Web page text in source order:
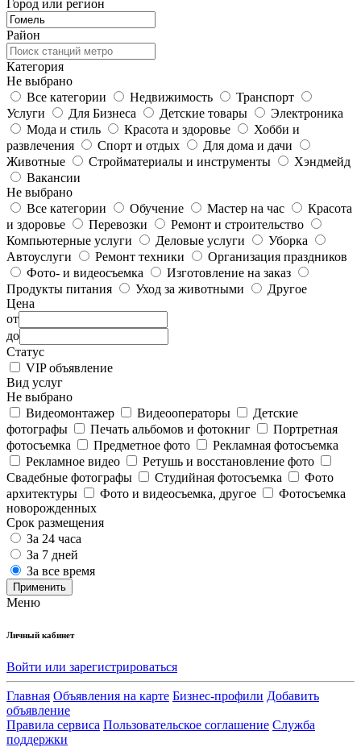
Город или регион
Район
Категория
Не выбрано
Все категории
Недвижимость
Транспорт
Услуги
Для Бизнеса Детские товары
Электроника
Мода и стиль
Красота и здоровье
Хобби и
развлечения
Спорт и отдых
Для дома и дачи
Животные
Стройматериалы и инструменты
Хэндмейд
Вакансии
Не выбрано
Все категории
Обучение Мастер на час
Красота
и здоровье
Перевозки
Ремонт и строительство
Компьютерные услуги
Деловые услуги
Уборка
Автоуслуги
Ремонт техники
Организация праздников
Фото- и видеосъемка
Изготовление на заказ
Продукты питания
Уход за животными
Другое
Цена
от
до
Статус
VIP объявление
Вид услуг
Не выбрано
Видеомонтажер
Видеооператоры
Детские
фотографы
Печать альбомов и фотокниг
Портретная
фотосъемка
Предметное фото
Рекламная фотосъемка
Рекламное видео
Ретушь и восстановление фото
Свадебные фотографы
Студийная фотосъемка
Фото
архитектуры
Фото и видеосъемка, другое
Фотосъемка
новорожденных
Срок размещения
За 24 часа
За 7 дней
За все время
Применить
Меню
Личный кабинет
Войти или зарегистрироваться
Главная Объявления на карте Бизнес-профили Добавить
объявление
Правила сервиса Пользовательское соглашение Служба
поддержки